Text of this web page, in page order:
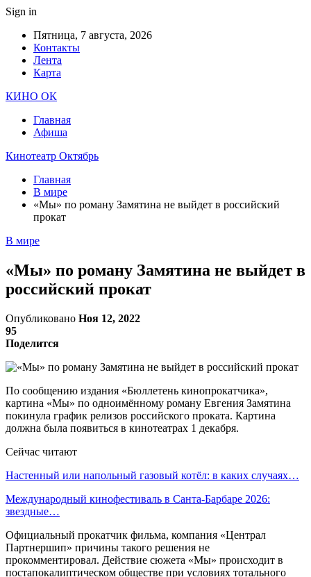
Sign in
Пятница, 7 августа, 2026
Контакты
Лента
Карта
КИНО ОК
Главная
Афиша
Кинотеатр Октябрь
Главная
В мире
«Мы» по роману Замятина не выйдет в российский
прокат
В мире
«Мы» по роману Замятина не выйдет в
российский прокат
Опубликовано Ноя 12, 2022
95
Поделится
По сообщению издания «Бюллетень кинопрокатчика»,
картина «Мы» по одноимённому роману Евгения Замятина
покинула график релизов российского проката. Картина
должна была появиться в кинотеатрах 1 декабря.
Сейчас читают
Настенный или напольный газовый котёл: в каких случаях…
Международный кинофестиваль в Санта-Барбаре 2026:
звездные…
Официальный прокатчик фильма, компания «Централ
Партнершип» причины такого решения не
прокомментировал. Действие сюжета «Мы» происходит в
постапокалиптическом обществе при условиях тотального